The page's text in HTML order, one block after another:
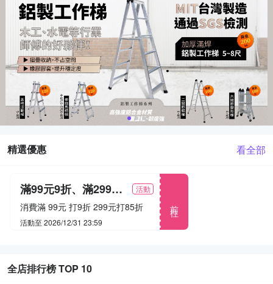
精選優惠 看全部
滿99元9折、滿299元85折 活動
消費滿 99元 打9折 299元打85折
活動至 2026/12/31 23:59
全店排行榜 TOP 10